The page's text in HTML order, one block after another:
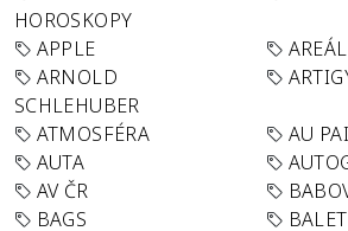
HOROSKOPY
APPLE
AREÁL
ARNOLD
SCHLEHUBER
ATMOSFÉRA
AU
AUTA
AV ČR
BAGS
BALET